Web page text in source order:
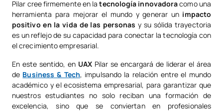
Pilar cree firmemente en latecnología innovadoracomo una
herramienta para mejorar el mundo y generar un impacto
positivo en la vida de las personas y su sólida trayectoria
es un reflejo de su capacidad para conectar la tecnología con
el crecimiento empresarial.
En este sentido, en UAX Pilar se encargará de liderar el área
de Business & Tech, impulsando la relación entre el mundo
académico y el ecosistema empresarial, para garantizar que
nuestros estudiantes no solo reciban una formación de
excelencia, sino que se conviertan en profesionales